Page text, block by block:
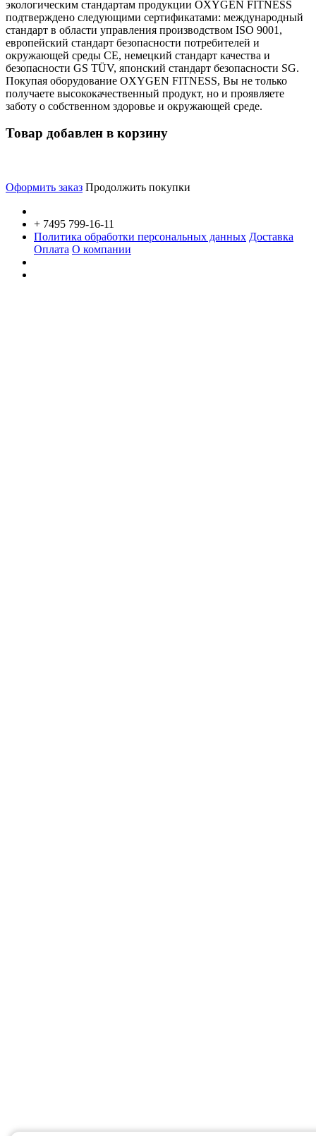
экологическим стандартам продукции OXYGEN FITNESS
подтверждено следующими сертификатами: международный
стандарт в области управления производством ISO 9001,
европейский стандарт безопасности потребителей и
окружающей среды CE, немецкий стандарт качества и
безопасности GS TÜV, японский стандарт безопасности SG.
Покупая оборудование OXYGEN FITNESS, Вы не только
получаете высококачественный продукт, но и проявляете
заботу о собственном здоровье и окружающей среде.
Товар добавлен в корзину
Оформить заказ Продолжить покупки
+ 7495 799-16-11
Политика обработки персональных данных Доставка
Оплата О компании